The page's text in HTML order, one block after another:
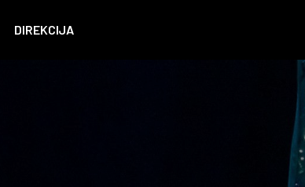
DIREKCIJA